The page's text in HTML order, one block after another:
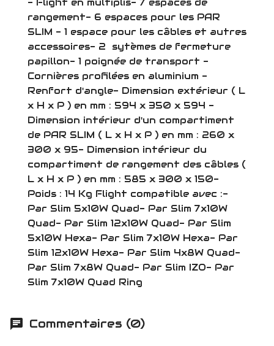
rangement- 6 espaces pour les PAR
SLIM - 1 espace pour les câbles et autres
accessoires- 2 sytèmes de fermeture
papillon- 1 poignée de transport -
Cornières profilées en aluminium -
Renfort d'angle- Dimension extérieur ( L
x H x P ) en mm : 594 x 350 x 594 -
Dimension intérieur d'un compartiment
de PAR SLIM ( L x H x P ) en mm : 260 x
300 x 95- Dimension intérieur du
compartiment de rangement des câbles (
L x H x P ) en mm : 585 x 300 x 150-
Poids : 14 Kg Flight compatible avec :-
Par Slim 5x10W Quad- Par Slim 7x10W
Quad- Par Slim 12x10W Quad- Par Slim
5x10W Hexa- Par Slim 7x10W Hexa- Par
Slim 12x10W Hexa- Par Slim 4x8W Quad-
Par Slim 7x8W Quad- Par Slim IZO- Par
Slim 7x10W Quad Ring
Commentaires (0)